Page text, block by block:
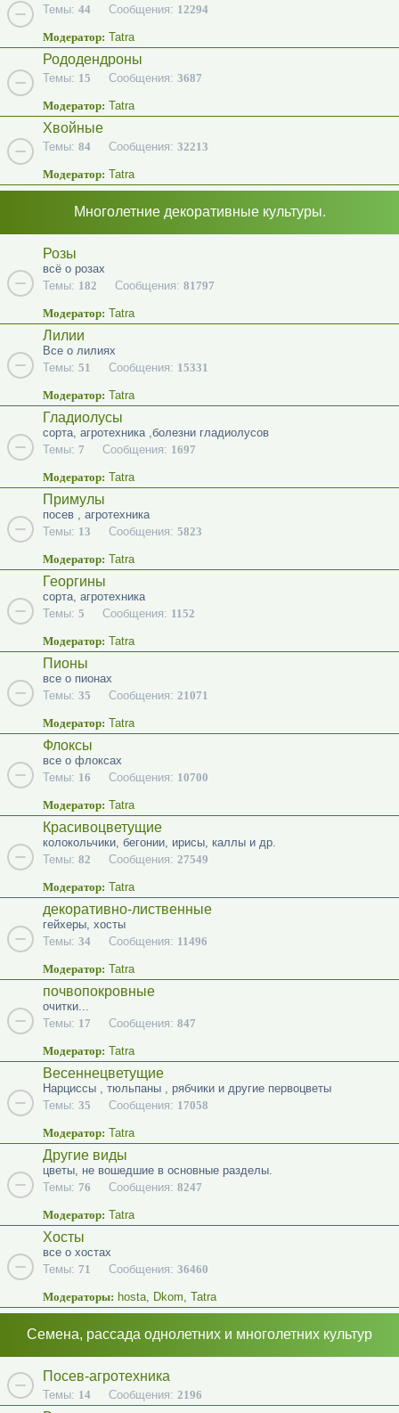
Темы: 44 Сообщения: 12294
Модератор: Tatra
Рододендроны
Темы: 15 Сообщения: 3687
Модератор: Tatra
Хвойные
Темы: 84 Сообщения: 32213
Модератор: Tatra
Многолетние декоративные культуры.
Розы
всё о розах
Темы: 182 Сообщения: 81797
Модератор: Tatra
Лилии
Все о лилиях
Темы: 51 Сообщения: 15331
Модератор: Tatra
Гладиолусы
сорта, агротехника ,болезни гладиолусов
Темы: 7 Сообщения: 1697
Модератор: Tatra
Примулы
посев , агротехника
Темы: 13 Сообщения: 5823
Модератор: Tatra
Георгины
сорта, агротехника
Темы: 5 Сообщения: 1152
Модератор: Tatra
Пионы
все о пионах
Темы: 35 Сообщения: 21071
Модератор: Tatra
Флоксы
все о флоксах
Темы: 16 Сообщения: 10700
Модератор: Tatra
Красивоцветущие
колокольчики, бегонии, ирисы, каллы и др.
Темы: 82 Сообщения: 27549
Модератор: Tatra
декоративно-лиственные
гейхеры, хосты
Темы: 34 Сообщения: 11496
Модератор: Tatra
почвопокровные
очитки...
Темы: 17 Сообщения: 847
Модератор: Tatra
Весеннецветущие
Нарциссы , тюльпаны , рябчики и другие первоцветы
Темы: 35 Сообщения: 17058
Модератор: Tatra
Другие виды
цветы, не вошедшие в основные разделы.
Темы: 76 Сообщения: 8247
Модератор: Tatra
Хосты
все о хостах
Темы: 71 Сообщения: 36460
Модераторы: hosta, Dkom, Tatra
Семена, рассада однолетних и многолетних культур
Посев-агротехника
Темы: 14 Сообщения: 2196